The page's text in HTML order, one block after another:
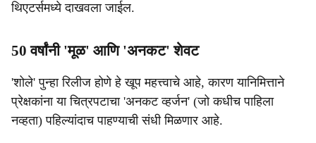
थिएटर्समध्ये दाखवला जाईल.
50 वर्षांनी 'मूळ' आणि 'अनकट' शेवट
'शोले' पुन्हा रिलीज होणे हे खूप महत्त्वाचे आहे, कारण यानिमित्ताने
प्रेक्षकांना या चित्रपटाचा 'अनकट व्हर्जन' (जो कधीच पाहिला
नव्हता) पहिल्यांदाच पाहण्याची संधी मिळणार आहे.